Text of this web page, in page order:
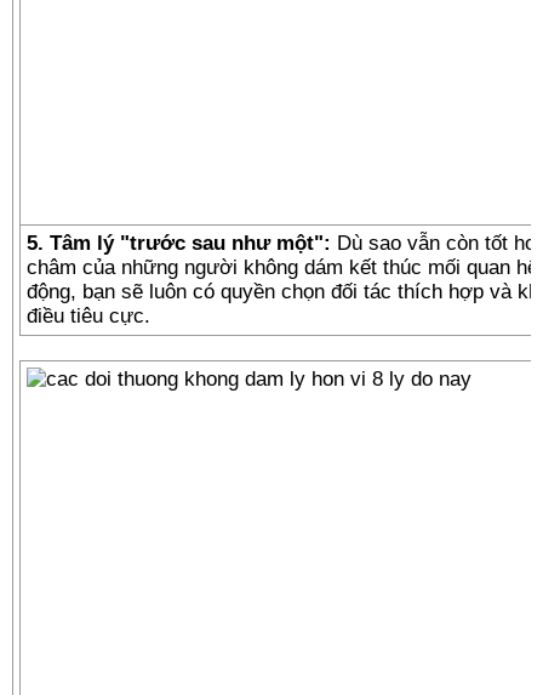
5. Tâm lý "trước sau như một": Dù sao vẫn còn tốt
châm của những người không dám kết thúc mối quan
động, bạn sẽ luôn có quyền chọn đối tác thích hợp và
điều tiêu cực.